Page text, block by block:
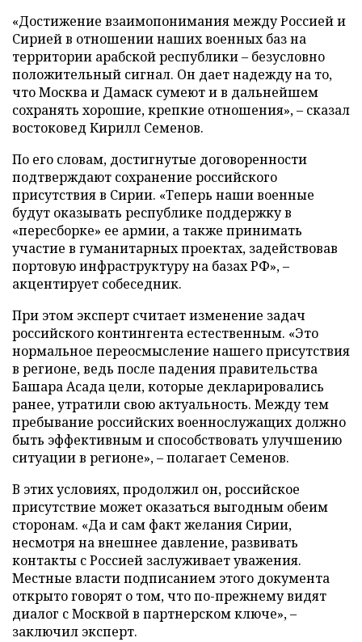
«Достижение взаимопонимания между Россией и
Сирией в отношении наших военных баз на
территории арабской республики – безусловно
положительный сигнал. Он дает надежду на то,
что Москва и Дамаск сумеют и в дальнейшем
сохранять хорошие, крепкие отношения», – сказал
востоковед Кирилл Семенов.
По его словам, достигнутые договоренности
подтверждают сохранение российского
присутствия в Сирии. «Теперь наши военные
будут оказывать республике поддержку в
«пересборке» ее армии, а также принимать
участие в гуманитарных проектах, задействовав
портовую инфраструктуру на базах РФ», –
акцентирует собеседник.
При этом эксперт считает изменение задач
российского контингента естественным. «Это
нормальное переосмысление нашего присутствия
в регионе, ведь после падения правительства
Башара Асада цели, которые декларировались
ранее, утратили свою актуальность. Между тем
пребывание российских военнослужащих должно
быть эффективным и способствовать улучшению
ситуации в регионе», – полагает Семенов.
В этих условиях, продолжил он, российское
присутствие может оказаться выгодным обеим
сторонам. «Да и сам факт желания Сирии,
несмотря на внешнее давление, развивать
контакты с Россией заслуживает уважения.
Местные власти подписанием этого документа
открыто говорят о том, что по-прежнему видят
диалог с Москвой в партнерском ключе», –
заключил эксперт.